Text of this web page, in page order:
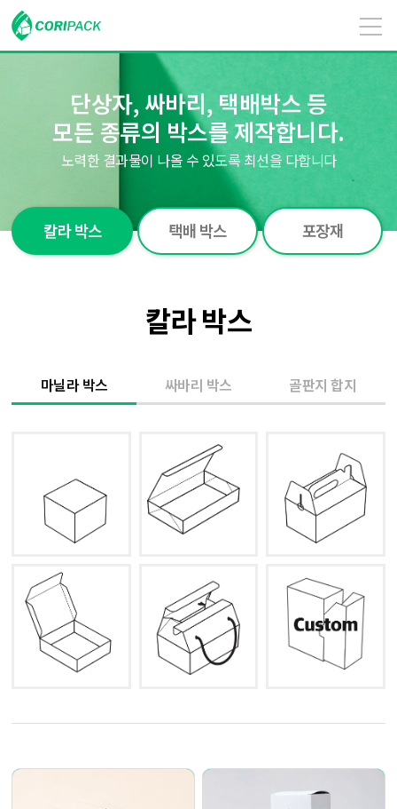
단상자, 싸바리, 택배박스 등
모든 종류의 박스를 제작합니다.
노력한 결과물이 나올 수 있도록 최선을 다합니다
칼라 박스 택배 박스 포장재
칼라 박스
마닐라 박스 싸바리 박스 골판지 합지